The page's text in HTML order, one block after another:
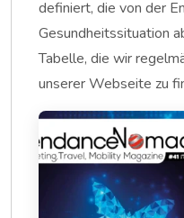
definiert, die von der
Gesundheitssituation
Tabelle, die wir
unserer Webseite zu